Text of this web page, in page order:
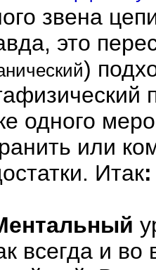
звена
это
)
одного
или
Итак:
всегда и